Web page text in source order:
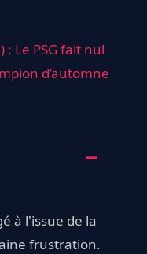
: Le PSG fait nul
d’automne
à l'issue de la
frustration.